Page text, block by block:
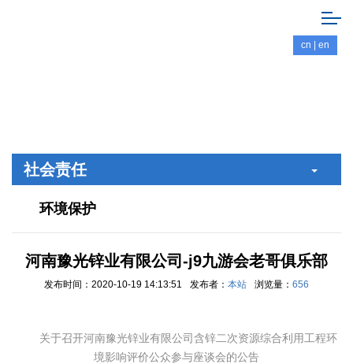
cn en
社会责任
环境保护
河南豫光锌业有限公司-j9九游会老哥俱乐部
发布时间：2020-10-19 14:13:51 发布者： 本站 浏览量： 656
关于召开河南豫光锌业有限公司含锌二次资源综合利用工程环
境影响评价公众参与座谈会的公告